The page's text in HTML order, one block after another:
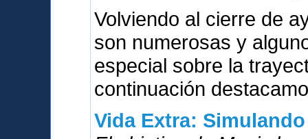
Volviendo al cierre de
son numerosas y
especial sobre la
continuación
Vida Extra: